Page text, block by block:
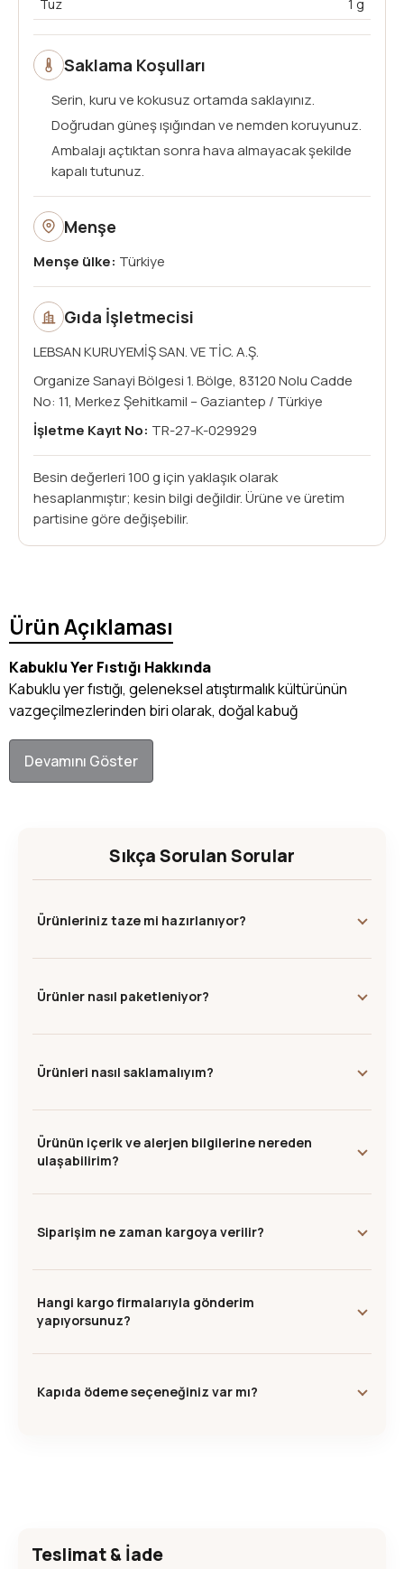
Tuz 1 g
Menşe
Menşe ülke: Türkiye
Saklama Koşulları
Serin, kuru ve kokusuz ortamda saklayınız.
Doğrudan güneş ışığından ve nemden koruyunuz.
Ambalajı açtıktan sonra hava almayacak şekilde
kapalı tutunuz.
Gıda İşletmecisi
LEBSAN KURUYEMİŞ SAN. VE TİC. A.Ş.
Organize Sanayi Bölgesi 1. Bölge, 83120 Nolu Cadde
No: 11, Merkez Şehitkamil – Gaziantep / Türkiye
İşletme Kayıt No: TR-27-K-029929
Besin değerleri 100 g için yaklaşık olarak
hesaplanmıştır; kesin bilgi değildir. Ürüne ve üretim
partisine göre değişebilir.
Ürün Açıklaması
Kabuklu Yer Fıstığı Hakkında
Kabuklu yer fıstığı, geleneksel atıştırmalık kültürünün
vazgeçilmezlerinden biri olarak, doğal kabuğ
Devamını Göster
Sıkça Sorulan Sorular
Ürünleriniz taze mi hazırlanıyor?
Ürünler nasıl paketleniyor?
Ürünleri nasıl saklamalıyım?
Ürünün içerik ve alerjen bilgilerine nereden
ulaşabilirim?
Siparişim ne zaman kargoya verilir?
Hangi kargo firmalarıyla gönderim
yapıyorsunuz?
Kapıda ödeme seçeneğiniz var mı?
Teslimat & İade